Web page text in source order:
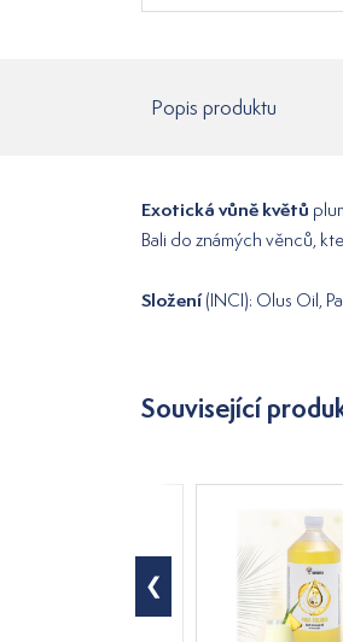
Popis produktu
Exotická vůně květů
Bali do známých věnců,
Složení(INCI): Olus Oil,
Související